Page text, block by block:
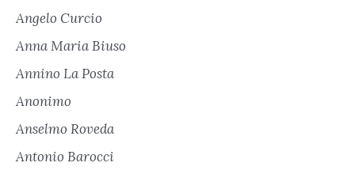
Angelo Curcio
Anna Maria Biuso
Annino La Posta
Anonimo
Anselmo Roveda
Antonio Barocci